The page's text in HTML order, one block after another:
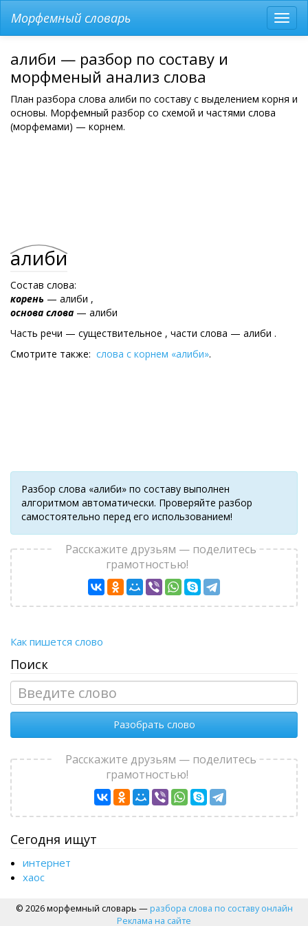
меню
Морфемный словарь
алиби — разбор по составу и
морфменый анализ слова
План разбора слова алиби по составу с выделением корня и
основы. Морфемный разбор со схемой и частями слова
(морфемами) — корнем.
алиби
Состав слова:
корень — алиби ,
основа слова — алиби
Часть речи — существительное , части слова — алиби .
Смотрите также: слова с корнем «алиби».
Разбор слова «алиби» по составу выполнен
алгоритмом автоматически. Проверяйте разбор
самостоятельно перед его использованием!
Расскажите друзьям — поделитесь
грамотностью!
Как пишется слово
Поиск
Разобрать слово
Расскажите друзьям — поделитесь
грамотностью!
Сегодня ищут
интернет
хаос
© 2026 морфемный словарь —разбора слова по составу онлайн
Реклама на сайте